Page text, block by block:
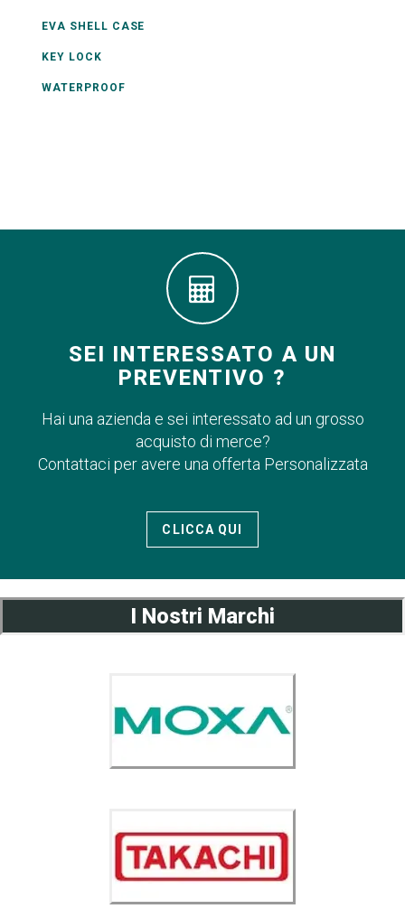
EVA SHELL CASE
KEY LOCK
WATERPROOF
SEI INTERESSATO A UN
PREVENTIVO ?
Hai una azienda e sei interessato ad un grosso
acquisto di merce?
Contattaci per avere una offerta Personalizzata
CLICCA QUI
I Nostri Marchi